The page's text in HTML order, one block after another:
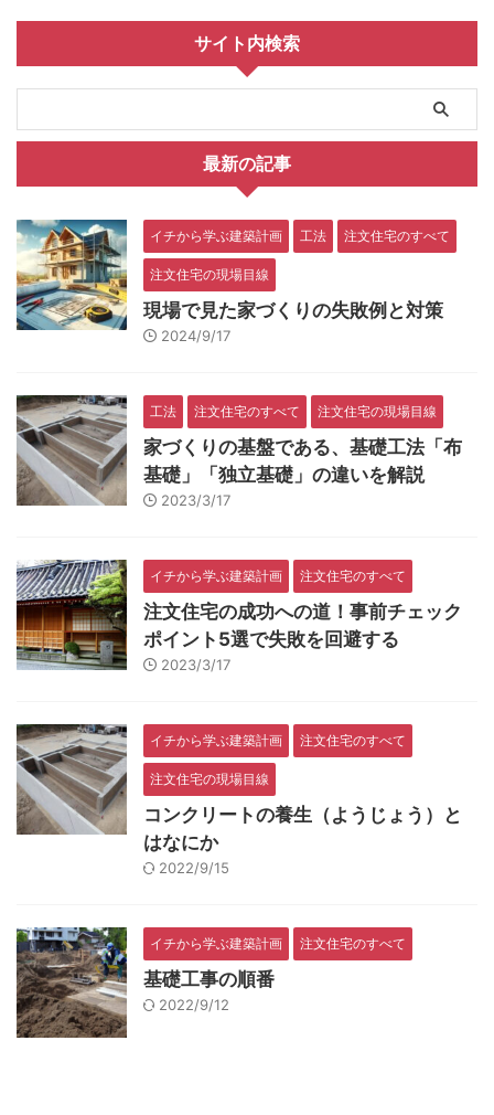
サイト内検索
最新の記事
イチから学ぶ建築計画 工法 注文住宅のすべて
注文住宅の現場目線
現場で見た家づくりの失敗例と対策
2024/9/17
工法 注文住宅のすべて 注文住宅の現場目線
家づくりの基盤である、基礎工法「布
基礎」「独立基礎」の違いを解説
2023/3/17
イチから学ぶ建築計画 注文住宅のすべて
注文住宅の成功への道！事前チェック
ポイント5選で失敗を回避する
2023/3/17
イチから学ぶ建築計画 注文住宅のすべて
注文住宅の現場目線
コンクリートの養生（ようじょう）と
はなにか
2022/9/15
イチから学ぶ建築計画 注文住宅のすべて
基礎工事の順番
2022/9/12